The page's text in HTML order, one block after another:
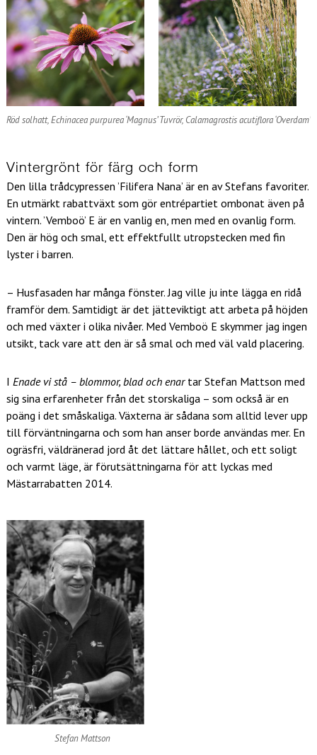
Röd solhatt, Echinacea purpurea ‘Magnus’Tuvrör, Calamagrostis acutiflora ‘Overdam’
Vintergrönt för färg och form
Den lilla trådcypressen ’Filifera Nana’ är en av Stefans favoriter.
En utmärkt rabattväxt som gör entrépartiet ombonat även på
vintern. ’Vemboö’ E är en vanlig en, men med en ovanlig form.
Den är hög och smal, ett effektfullt utropstecken med fin
lyster i barren.
– Husfasaden har många fönster. Jag ville ju inte lägga en ridå
framför dem. Samtidigt är det jätteviktigt att arbeta på höjden
och med växter i olika nivåer. Med Vemboö E skymmer jag ingen
utsikt, tack vare att den är så smal och med väl vald placering.
I Enade vi stå – blommor, blad och enar tar Stefan Mattson med
sig sina erfarenheter från det storskaliga – som också är en
poäng i det småskaliga. Växterna är sådana som alltid lever upp
till förväntningarna och som han anser borde användas mer. En
ogräsfri, väldränerad jord åt det lättare hållet, och ett soligt
och varmt läge, är förutsättningarna för att lyckas med
Mästarrabatten 2014.
Stefan Mattson